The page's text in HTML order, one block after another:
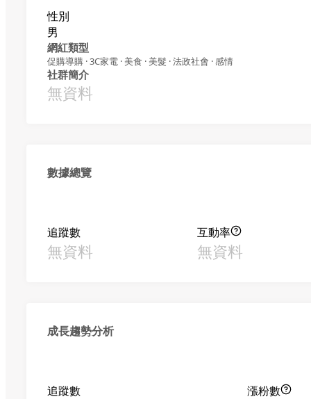
性別
男
網紅類型
促購導購 · 3C家電 · 美食 · 美髮 · 法政社會 · 感情
社群簡介
無資料
數據總覽
追蹤數
無資料
互動率
無資料
成長趨勢分析
追蹤數
漲粉數